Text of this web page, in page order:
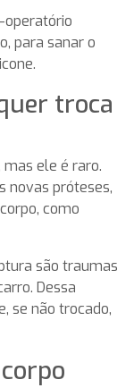
operatório
para sanar o
troca
ele é raro.
novas próteses,
como
são traumas
Dessa
se não trocado,